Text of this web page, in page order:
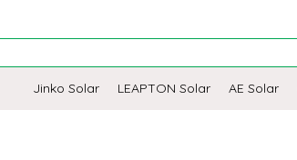
Jinko Solar LEAPTON Solar AE Solar